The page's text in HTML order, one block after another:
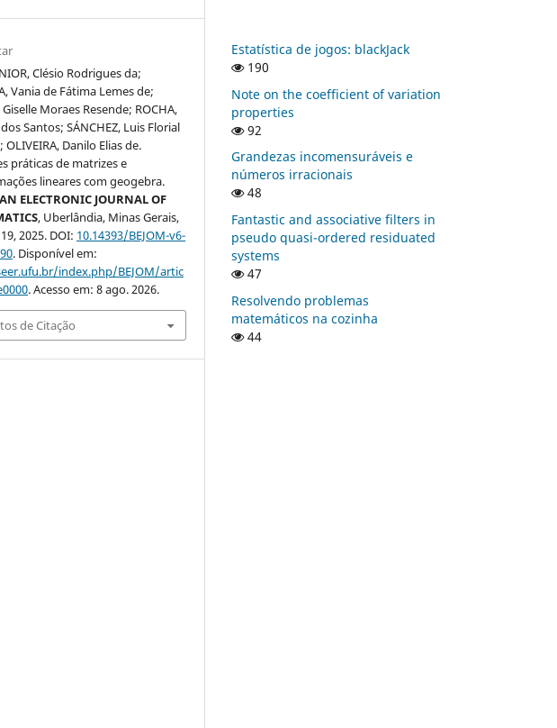
Clésio Rodrigues da;
Vania de Fátima Lemes de;
Giselle Moraes Resende; ROCHA,
Santos; SÁNCHEZ, Luis Florial
OLIVEIRA, Danilo Elias de.
práticas de matrizes e
lineares com geogebra.
ELECTRONIC JOURNAL OF
, Uberlândia, Minas Gerais,
2025. DOI: 10.14393/BEJOM-v6-
. Disponível em:
index.php/BEJOM/artic
. Acesso em: 8 ago. 2026.
de Citação
Estatística de jogos: blackJack
190
Note on the coefficient of variation
properties
92
Grandezas incomensuráveis e
números irracionais
48
Fantastic and associative filters in
pseudo quasi-ordered residuated
systems
47
Resolvendo problemas
matemáticos na cozinha
44